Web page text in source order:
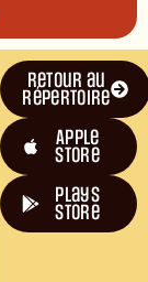
Retour au
répertoire
Apple
Store
plays
store